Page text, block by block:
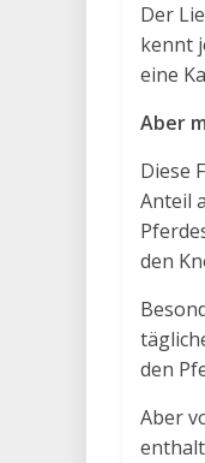
Der
kennt
eine
Aber
Diese
Anteil
den
den
Aber